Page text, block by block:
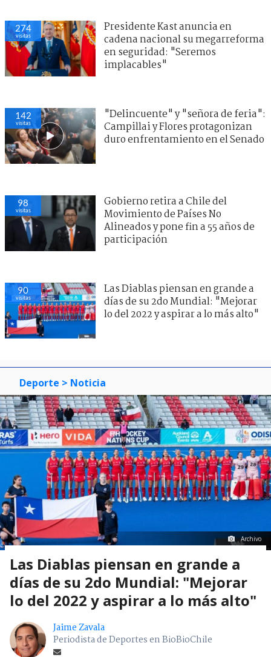
274
visitas
Presidente Kast anuncia en
cadena nacional su megarreforma
en seguridad: "Seremos
implacables"
142
visitas
"Delincuente" y "señora de feria":
Campillai y Flores protagonizan
duro enfrentamiento en el Senado
98
visitas
Gobierno retira a Chile del
Movimiento de Países No
Alineados y pone fin a 55 años de
participación
90
visitas
Las Diablas piensan en grande a
días de su 2do Mundial: "Mejorar
lo del 2022 y aspirar a lo más alto"
Deporte > Noticia
Archivo
Las Diablas piensan en grande a
días de su 2do Mundial: "Mejorar
lo del 2022 y aspirar a lo más alto"
Jaime Zavala
Periodista de Deportes en BioBioChile